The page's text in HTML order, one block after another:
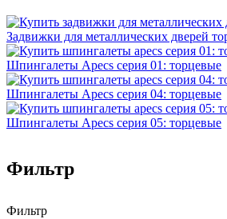
Задвижки для металлических дверей
Шпингалеты Apecs серия 01: торцевые
Шпингалеты Apecs серия 04: торцевые
Шпингалеты Apecs серия 05: торцевые
Фильтр
Фильтр